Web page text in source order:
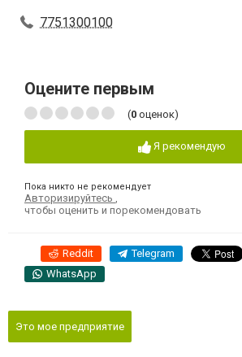
7751300100
Оцените первым
(0 оценок)
Я рекомендую
Пока никто не рекомендует
Авторизируйтесь
чтобы оценить и порекомендовать
Reddit Telegram
WhatsApp
Это мое предприятие